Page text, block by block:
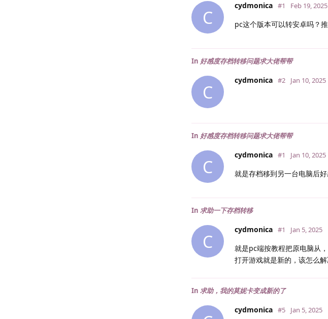
C
cydmonica #1 Feb 19, 2025
pc这个版本可以转安卓吗？
In 好感度存档转移问题求大佬帮帮
C
cydmonica #2 Jan 10, 2025
In 好感度存档转移问题求大佬帮帮
C
cydmonica #1 Jan 10, 2025
就是存档移到另一台电脑后
In 求助一下存档转移
C
cydmonica #1 Jan 5, 2025
就是pc端按教程把原电脑从
打开游戏就是新的，该怎么解
In 求助，我的莫妮卡变成新的了
cydmonica #5 Jan 5, 2025